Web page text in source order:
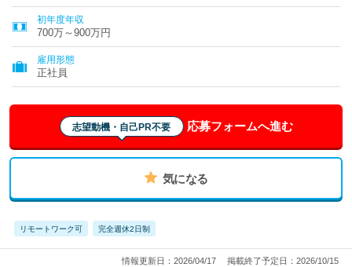
初年度年収
700万～900万円
雇用形態
正社員
志望動機・自己PR不要 応募フォームへ進む
気になる
リモートワーク可 完全週休2日制
情報更新日：2026/04/17 掲載終了予定日：2026/10/15